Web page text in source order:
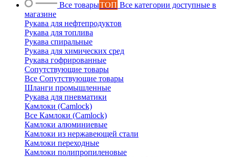
Все товарыТОП Все категории доступные в
магазине
Рукава для нефтепродуктов
Рукава для топлива
Рукава спиральные
Рукава для химических сред
Рукава гофрированные
Сопутствующие товары
Все Сопутствующие товары
Шланги промышленные
Рукава для пневматики
Камлоки (Camlock)
Все Камлоки (Camlock)
Камлоки алюминиевые
Камлоки из нержавеющей стали
Камлоки переходные
Камлоки полипропиленовые
Ольга
Маслобензостойкие рукава